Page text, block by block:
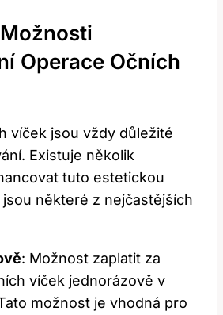
Operace Očních
víček jsou vždy důležité
Existuje několik
tuto estetickou
některé z nejčastějších
: Možnost zaplatit za
víček jednorázově v
možnost je vhodná pro